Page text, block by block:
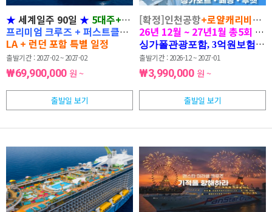
★ 세계일주 90일 ★ 5대주+3대양
프리미엄 크루즈 + 퍼스트클래스 항공
LA + 런던 포함 특별 일정
출발기간 : 2027-02 ~ 2027-02
₩69,900,000 원 ~
출발일 보기
[확정]인천공항+로얄캐리비안
26년 12월 ~ 27년1월 총5회 선
싱가폴관광포함, 3억원보험,
출발기간 : 2026-12 ~ 2027-01
₩3,990,000 원 ~
출발일 보기